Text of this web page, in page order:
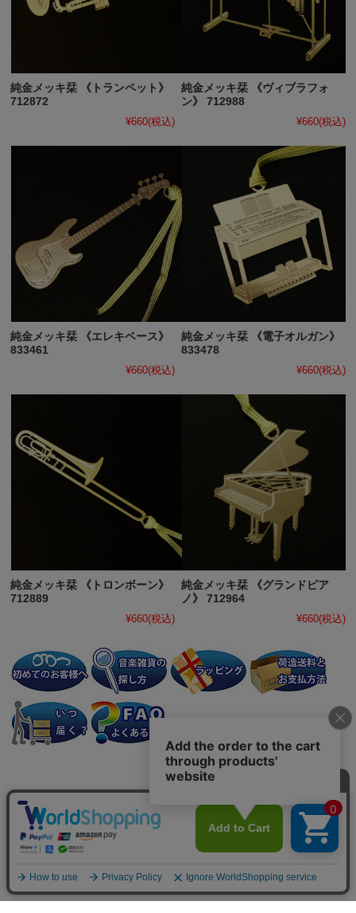
純金メッキ栞 《トランペット》
712872
¥660(税込)
純金メッキ栞 《ヴィブラフォ
ン》 712988
¥660(税込)
純金メッキ栞 《エレキベース》
833461
¥660(税込)
純金メッキ栞 《電子オルガン》
833478
¥660(税込)
純金メッキ栞 《トロンボーン》
712889
¥660(税込)
純金メッキ栞 《グランドピア
ノ》 712964
¥660(税込)